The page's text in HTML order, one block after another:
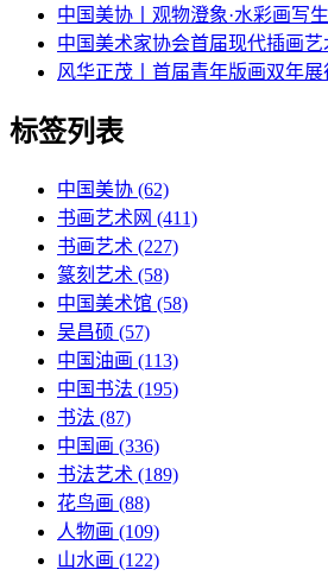
中国美协丨观物澄象·水彩画写
中国美术家协会首届现代插画
风华正茂丨首届青年版画双年展
标签列表
中国美协 (62)
书画艺术网 (411)
书画艺术 (227)
篆刻艺术 (58)
中国美术馆 (58)
吴昌硕 (57)
中国油画 (113)
中国书法 (195)
书法 (87)
中国画 (336)
书法艺术 (189)
花鸟画 (88)
人物画 (109)
山水画 (122)